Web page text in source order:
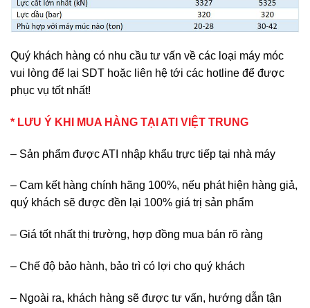
Quý khách hàng có nhu cầu tư vấn về các loại máy móc
vui lòng để lại SDT hoặc liên hệ tới các hotline để được
phục vụ tốt nhất!
* LƯU Ý KHI MUA HÀNG TẠI ATI VIỆT TRUNG
– Sản phẩm được ATI nhập khẩu trực tiếp tại nhà máy
– Cam kết hàng chính hãng 100%, nếu phát hiện hàng giả,
quý khách sẽ được đền lại 100% giá trị sản phẩm
– Giá tốt nhất thị trường, hợp đồng mua bán rõ ràng
– Chế độ bảo hành, bảo trì có lợi cho quý khách
– Ngoài ra, khách hàng sẽ được tư vấn, hướng dẫn tận